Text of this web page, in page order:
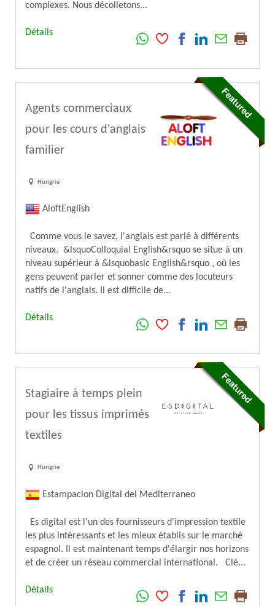
complexes. Nous décolletons...
Détails
Agents commerciaux
pour les cours d'anglais
familier
Hongrie
AloftEnglish
Comme vous le savez, l'anglais est parlé à différents
niveaux. &lsquoColloquial English&rsquo se situe à un
niveau supérieur à &lsquobasic English&rsquo , où les
gens peuvent parler et sonner comme des locuteurs
natifs de l'anglais. Il est difficile de...
Détails
Stagiaire à temps plein
pour les tissus imprimés
textiles
Hongrie
Estampacion Digital del Mediterraneo
Es digital est l'un des fournisseurs d'impression textile
les plus intéressants et les mieux établis sur le marché
espagnol. Il est maintenant temps d'élargir nos horizons
et de créer un réseau commercial international. Clé...
Détails